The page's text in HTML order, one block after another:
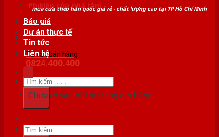
Mua cửa thép hàn quốc giá rẻ - chất lượng cao tại TP Hồ Chí Minh
Tư vấn bán hàng
0824.400.400
Tìm
kiếm:
Phụ kiện cửa nhà tắm
Báo giá
Dự án thực tế
Tin tức
Liên hệ
Chưa có sản phẩm trong giỏ hàng.
Tìm